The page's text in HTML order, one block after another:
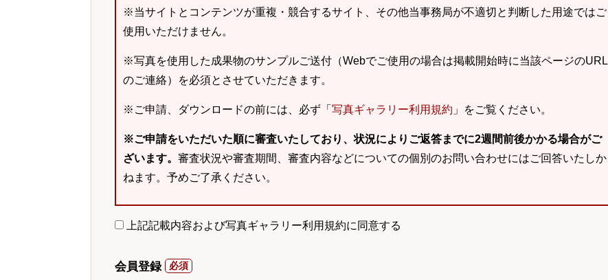
※当サイトとコンテンツが重複・競合するサイト、その他当事務局が不適切と判断した用途ではご
使用いただけません。
※写真を使用した成果物のサンプルご送付（Webでご使用の場合は掲載開始時に当該ページのURL
のご連絡）を必須とさせていただきます。
※ご申請、ダウンロードの前には、必ず「 写真ギャラリー利用規約 」をご覧ください。
※ご申請をいただいた順に審査いたしており、状況によりご返答までに2週間前後かかる場合がご
ざいます。 審査状況や審査期間、審査内容などについての個別のお問い合わせにはご回答いたしか
ねます。予めご了承ください。
上記記載内容および写真ギャラリー利用規約に同意する
会員登録